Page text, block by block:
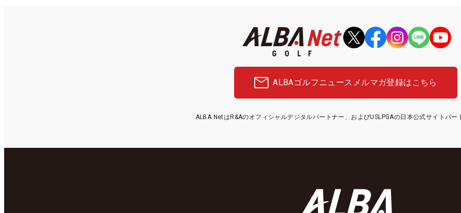
ALBAゴルフニュース メルマガ登録はこちら
ALBA NetはR&Aのオフィシャルデジタルパートナー、およびUSLPGAの日本公式サイトパー